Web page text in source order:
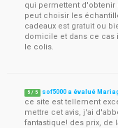
qui permettent d'obtenir
peut choisir les
cadeaux est gratuit ou
domicile et dans ce cas
le colis.
5 / 5 sof5000 a évalué
ce site est tellement
mettre cet avis, j'ai
fantastique! des prix, de